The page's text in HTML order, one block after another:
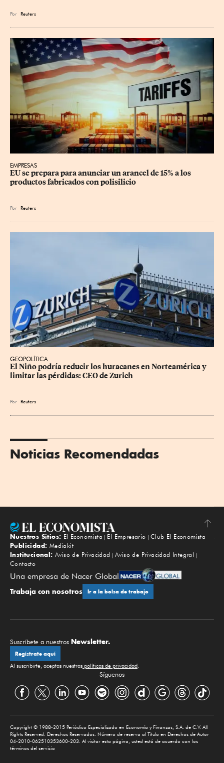
Por Reuters
EMPRESAS
EU se prepara para anunciar un arancel de 15% a los
productos fabricados con polisilicio
Por Reuters
GEOPOLÍTICA
El Niño podría reducir los huracanes en Norteamérica y
limitar las pérdidas: CEO de Zurich
Por Reuters
Noticias Recomendadas
Subir
Nuestros Sitios: El Economista El Empresario
Club El Economista
Publicidad: Mediakit
Institucional: Aviso de Privacidad
Aviso de Privacidad Integral
Contacto
Una empresa de Nacer Global
Trabaja con nosotros Ir a la bolsa de trabajo
Suscríbete a nuestros Newsletter.
Regístrate aquí
Al suscribirte, aceptas nuestras políticas de privacidad.
Síguenos
Copyright © 1988-2015 Periódico Especializado en Economía y Finanzas, S.A. de C.V. All
Rights Reserved. Derechos Reservados. Número de reserva al Título en Derechos de Autor
04-2010-062510353600-203. Al visitar esta página, usted está de acuerdo con los
términos del servicio